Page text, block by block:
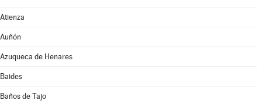
Atienza
Auñón
Azuqueca de Henares
Baides
Baños de Tajo